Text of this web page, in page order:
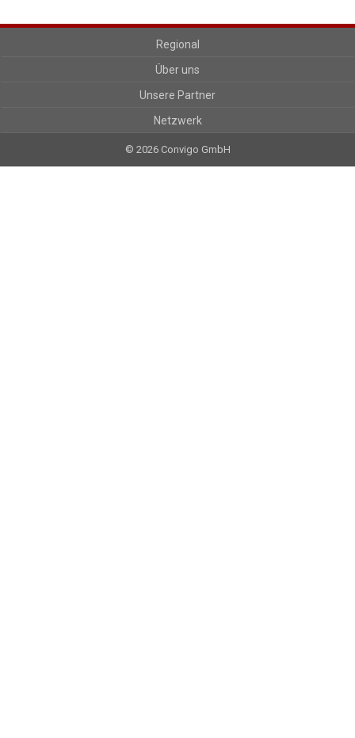
Regional
Über uns
Unsere Partner
Netzwerk
© 2026 Convigo GmbH